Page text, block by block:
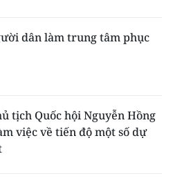
dân làm trung tâm phục
tịch Quốc hội Nguyễn Hồng
việc về tiến độ một số dự